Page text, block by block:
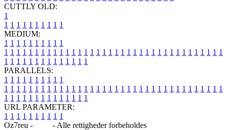
CUTTLY OLD:
1
1 1 1 1 1 1 1 1 1 1
MEDIUM:
1 1 1 1 1 1 1 1 1 1
1 1 1 1 1 1 1 1 1 1 1 1 1 1 1 1 1 1 1 1 1 1 1 1 1 1 1 1 1 1 1 1 1 1 1 1
1 1 1 1 1 1 1 1 1 1 1 1 1 1
PARALLELS:
1 1 1 1 1 1 1 1 1 1
1 1 1 1 1 1 1 1 1 1 1 1 1 1 1 1 1 1 1 1 1 1 1 1 1 1 1 1 1 1 1 1 1 1 1 1
1 1 1 1 1 1 1 1 1 1 1 1 1 1
URL PARAMETER:
1 1 1 1 1 1 1 1 1 1
Oz7reu -
- Alle rettigheder forbeholdes